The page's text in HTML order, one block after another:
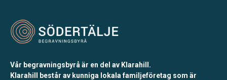
Vår begravningsbyrå är en del av Klarahill.
Klarahill består av kunniga lokala familjeföretag som är